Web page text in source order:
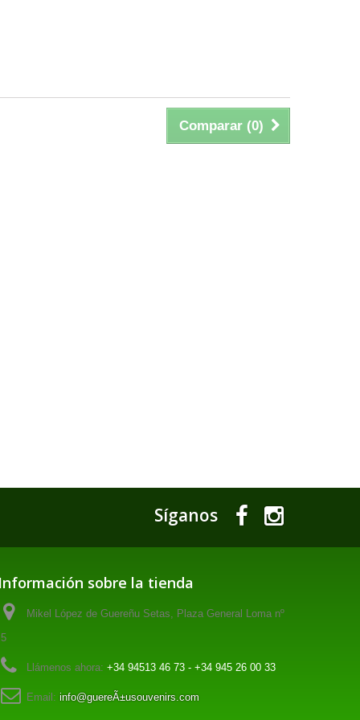
Comparar (0)
Síganos
Información sobre la tienda
Mikel López de Guereñu Setas, Plaza General Loma nº
5
Llámenos ahora: +34 94513 46 73 - +34 945 26 00 33
Email: info@guereÃ±usouvenirs.com